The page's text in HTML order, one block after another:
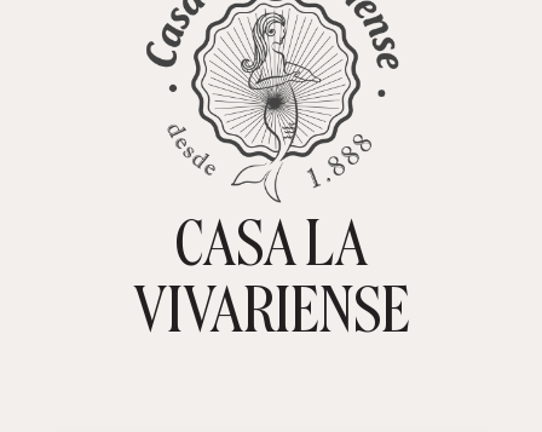
TIENDA ONLINECASA LA
VIVARIENSE